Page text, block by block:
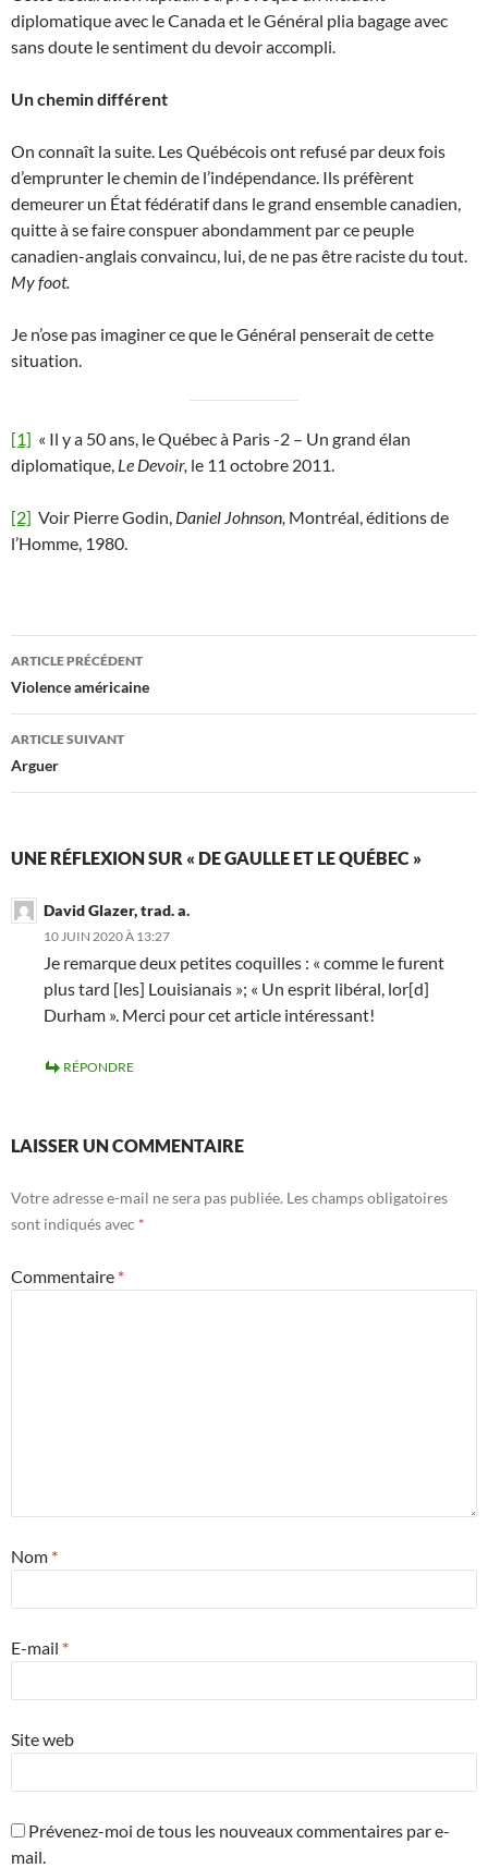
diplomatique avec le Canada et le Général plia bagage avec
sans doute le sentiment du devoir accompli.
Un chemin différent
On connaît la suite. Les Québécois ont refusé par deux fois
d’emprunter le chemin de l’indépendance. Ils préfèrent
demeurer un État fédératif dans le grand ensemble canadien,
quitte à se faire conspuer abondamment par ce peuple
canadien-anglais convaincu, lui, de ne pas être raciste du tout.
My foot.
Je n’ose pas imaginer ce que le Général penserait de cette
situation.
[1] « Il y a 50 ans, le Québec à Paris -2 – Un grand élan
diplomatique, Le Devoir, le 11 octobre 2011.
[2] Voir Pierre Godin, Daniel Johnson, Montréal, éditions de
l’Homme, 1980.
Navigation
des
articles
ARTICLE PRÉCÉDENT
Violence américaine
ARTICLE SUIVANT
Arguer
UNE RÉFLEXION SUR « DE GAULLE ET LE QUÉBEC »
David Glazer, trad. a.
10 JUIN 2020 À 13:27
Je remarque deux petites coquilles : « comme le furent
plus tard [les] Louisianais »; « Un esprit libéral, lor[d]
Durham ». Merci pour cet article intéressant!
RÉPONDRE
LAISSER UN COMMENTAIRE
Votre adresse e-mail ne sera pas publiée. Les champs obligatoires
sont indiqués avec *
Commentaire *
Nom *
E-mail *
Site web
Prévenez-moi de tous les nouveaux commentaires par e-
mail.